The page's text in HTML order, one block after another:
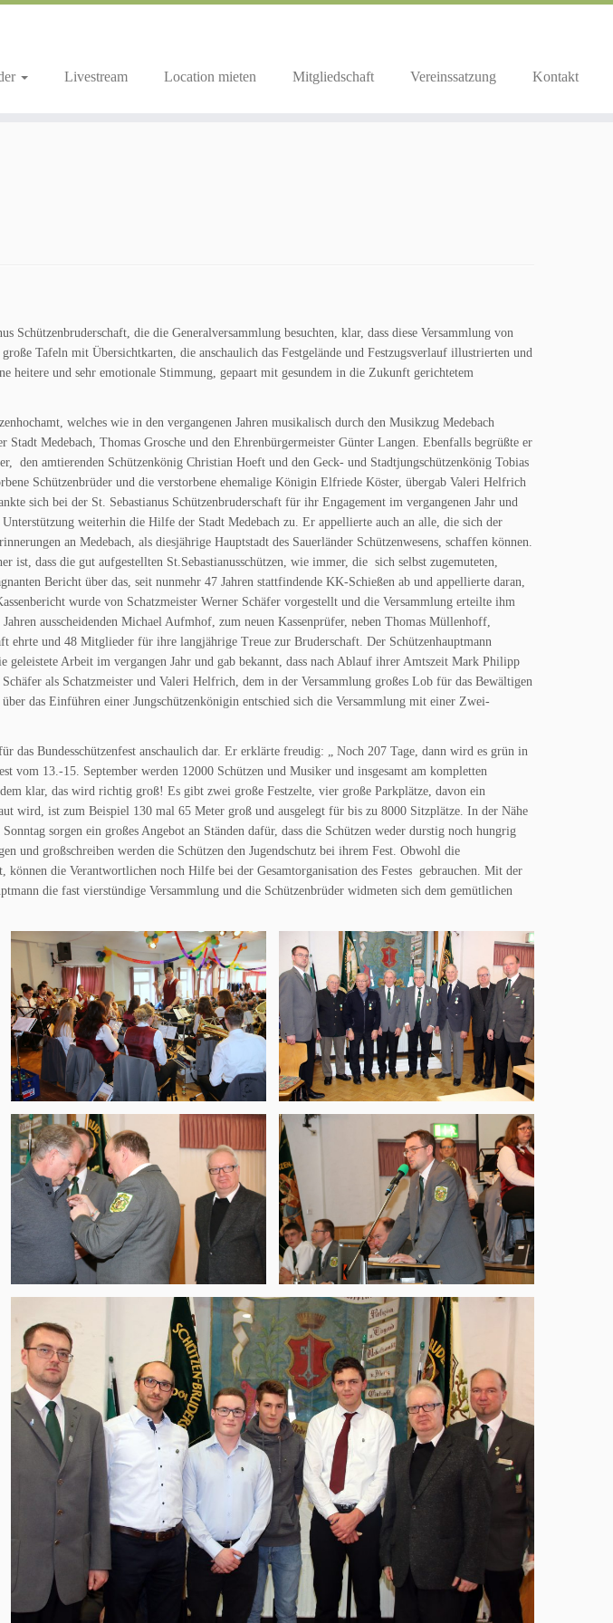
Livestream Location mieten Mitgliedschaft Vereinssatzung Kontakt
Schützenbruderschaft, die die Generalversammlung besuchten, klar, dass diese Versammlung von
Tafeln mit Übersichtkarten, die anschaulich das Festgelände und Festzugsverlauf illustrierten und
heitere und sehr emotionale Stimmung, gepaart mit gesundem in die Zukunft gerichtetem
welches wie in den vergangenen Jahren musikalisch durch den Musikzug Medebach
Medebach, Thomas Grosche und den Ehrenbürgermeister Günter Langen. Ebenfalls begrüßte er
den amtierenden Schützenkönig Christian Hoeft und den Geck- und Stadtjungschützenkönig Tobias
Schützenbrüder und die verstorbene ehemalige Königin Elfriede Köster, übergab Valeri Helfrich
sich bei der St. Sebastianus Schützenbruderschaft für ihr Engagement im vergangenen Jahr und
weiterhin die Hilfe der Stadt Medebach zu. Er appellierte auch an alle, die sich der
an Medebach, als diesjährige Hauptstadt des Sauerländer Schützenwesens, schaffen können.
dass die gut aufgestellten St.Sebastianusschützen, wie immer, die sich selbst zugemuteten,
Bericht über das, seit nunmehr 47 Jahren stattfindende KK-Schießen ab und appellierte daran,
wurde von Schatzmeister Werner Schäfer vorgestellt und die Versammlung erteilte ihm
ausscheidenden Michael Aufmhof, zum neuen Kassenprüfer, neben Thomas Müllenhoff,
ehrte und 48 Mitglieder für ihre langjährige Treue zur Bruderschaft. Der Schützenhauptmann
Arbeit im vergangen Jahr und gab bekannt, dass nach Ablauf ihrer Amtszeit Mark Philipp
als Schatzmeister und Valeri Helfrich, dem in der Versammlung großes Lob für das Bewältigen
das Einführen einer Jungschützenkönigin entschied sich die Versammlung mit einer Zwei-
Bundesschützenfest anschaulich dar. Er erklärte freudig: „ Noch 207 Tage, dann wird es grün in
vom 13.-15. September werden 12000 Schützen und Musiker und insgesamt am kompletten
klar, das wird richtig groß! Es gibt zwei große Festzelte, vier große Parkplätze, davon ein
wird, ist zum Beispiel 130 mal 65 Meter groß und ausgelegt für bis zu 8000 Sitzplätze. In der Nähe
sorgen ein großes Angebot an Ständen dafür, dass die Schützen weder durstig noch hungrig
und großschreiben werden die Schützen den Jugendschutz bei ihrem Fest. Obwohl die
können die Verantwortlichen noch Hilfe bei der Gesamtorganisation des Festes gebrauchen. Mit der
die fast vierstündige Versammlung und die Schützenbrüder widmeten sich dem gemütlichen